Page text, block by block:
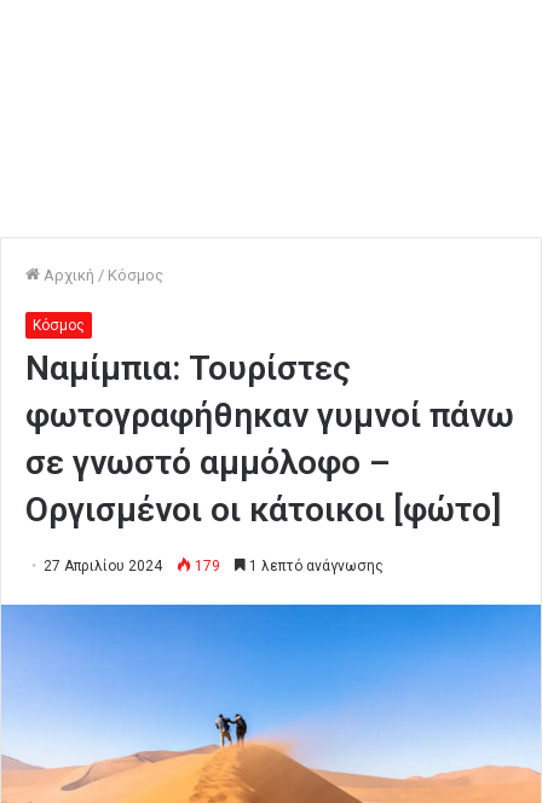
Αρχική / Κόσμος
Κόσμος
Ναμίμπια: Τουρίστες
φωτογραφήθηκαν γυμνοί πάνω
σε γνωστό αμμόλοφο –
Οργισμένοι οι κάτοικοι [φώτο]
27 Απριλίου 2024 179 1 λεπτό ανάγνωσης